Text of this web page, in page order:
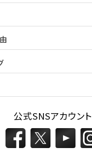
公式SNSアカウント